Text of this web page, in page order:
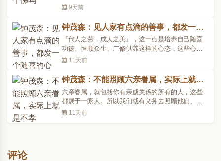
光明遍照，故又称大日如来，他是释迦牟尼佛的法
藏传佛教密宗称毗卢遮也就是大日如来佛那是释迦
牟尼佛的法身，是表示绝对真理的佛身，密宗所有
佛和菩萨皆自大..
9天前
钟茂森：见人家有点滴的善事，都发一个
随喜的心
『代人之劳，成人之美』，这一点是培养自己随喜
功德、恒顺众生、广修供养这样的心态，这些心态
都是跟菩提心相应的。在《无量寿经》二十四品里
念」。所以发菩提心是往生净土的必要条件，而且
是第一必要条件。如果你只是一向专念阿弥陀佛，
但是没有发菩提心，你..
11天前
钟茂森：不能照顾六亲眷属，实际上就是
不孝
六亲眷属，就包括你有亲戚关係的所有的人，这些
都属于一家人。所以我们就有义务去照顾他们、关
怀他们、爱护他们，所以他们资用有无，我们都要
11天前
评论